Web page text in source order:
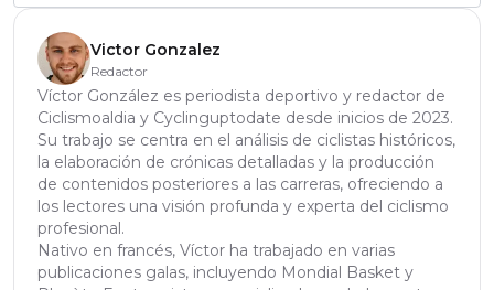
Victor Gonzalez
Redactor
Víctor González es periodista deportivo y redactor de
Ciclismoaldia y Cyclinguptodate desde inicios de 2023.
Su trabajo se centra en el análisis de ciclistas históricos,
la elaboración de crónicas detalladas y la producción
de contenidos posteriores a las carreras, ofreciendo a
los lectores una visión profunda y experta del ciclismo
profesional.
Nativo en francés, Víctor ha trabajado en varias
publicaciones galas, incluyendo Mondial Basket y